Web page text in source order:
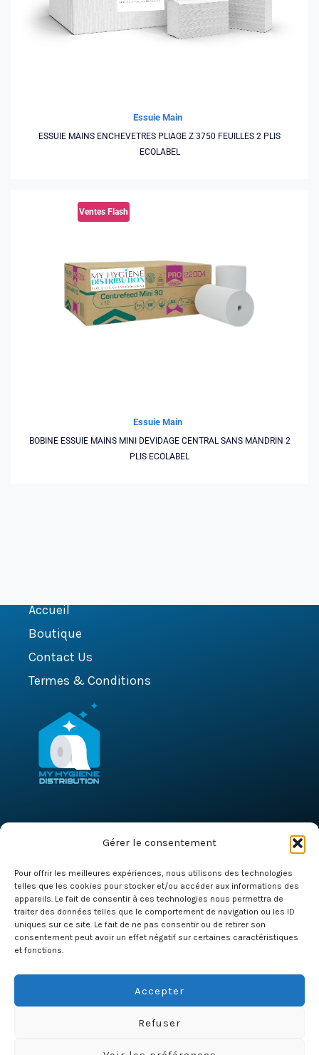
Gérer le consentement
Pour offrir les meilleures expériences, nous utilisons des technologies
telles que les cookies pour stocker et/ou accéder aux informations des
appareils. Le fait de consentir à ces technologies nous permettra de
traiter des données telles que le comportement de navigation ou les ID
uniques sur ce site. Le fait de ne pas consentir ou de retirer son
consentement peut avoir un effet négatif sur certaines caractéristiques
et fonctions.
Accepter
Refuser
Essuie Main
ESSUIE MAINS ENCHEVETRES PLIAGE Z 3750 FEUILLES 2 PLIS
ECOLABEL
Ventes Flash
Essuie Main
BOBINE ESSUIE MAINS MINI DEVIDAGE CENTRAL SANS MANDRIN 2
PLIS ECOLABEL
Accueil
Boutique
Contact Us
Termes & Conditions
Evry Courcouronnes
+33 1 80 85 93 23
+33 7 64 28 99 77
commercial@myhd-france.fr
Livraison Offerte à Partir de 350€ HT dans toute la France
Copyright © 2026 MY HYGIENE DISTRIBUTION. Powered by B2B Equipement.